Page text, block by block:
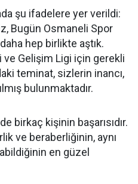
şu ifadelere yer verildi:
Bugün Osmaneli Spor
hep birlikte aştık.
Gelişim Ligi için gerekli
teminat, sizlerin inancı,
bulunmaktadır.
birkaç kişinin başarısıdır.
ve beraberliğinin, aynı
en güzel